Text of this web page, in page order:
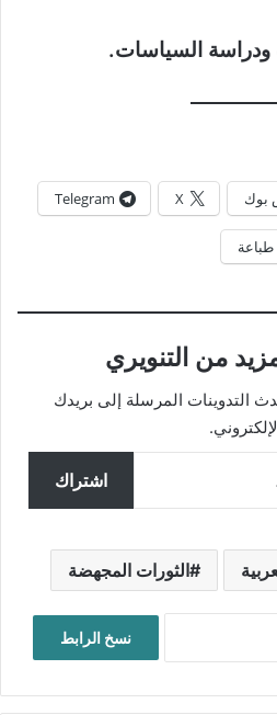
ودراسة السياسات.
بوك X
Telegram
طباعة
من التنويري
التدوينات المرسلة إلى بريدك
اشتراك
الثورات المجهضة
نسخ الرابط